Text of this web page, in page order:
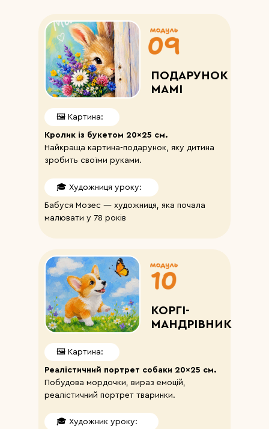
КОРГІ-
МАНДРІВНИК
🎓 Художник уроку:
🖼️ Картина:
Реалістичний портрет собаки 20×25 см.
Побудова мордочки, вираз емоцій,
реалістичний портрет тваринки.
ПОДАРУНОК
МАМІ
🎓 Художниця уроку:
🖼️ Картина:
Бабуся Мозес — художниця, яка почала
малювати у 78 років
Кролик із букетом 20×25 см.
Найкраща картина-подарунок, яку дитина
зробить своїми руками.